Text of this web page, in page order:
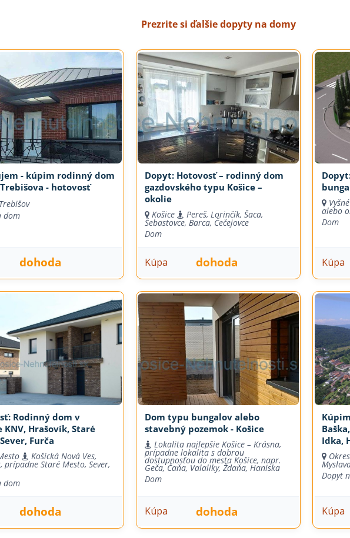
Prezrite si ďalšie dopyty na domy
- kúpim rodinný dom
- hotovosť
dom
dohoda
Dopyt: Hotovosť – rodinný dom
gazdovského typu Košice –
okolie
Košice Pereš, Lorinčík, Šaca,
Šebastovce, Barca, Čečejovce
Dom
Kúpa dohoda
alebo
Dom
Kúpa
Rodinný dom v
Hrašovík, Staré
Furča
Košická Nová Ves,
prípadne Staré Mesto, Sever,
dom
dohoda
Dom typu bungalov alebo
stavebný pozemok - Košice
Lokalita najlepšie Košice – Krásna,
prípadne lokalita s dobrou
dostupnosťou do mesta Košice, napr.
Geča, Čaňa, Valaliky, Ždaňa, Haniska
Dom
Kúpa dohoda
Idka,
Dopyt
Kúpa